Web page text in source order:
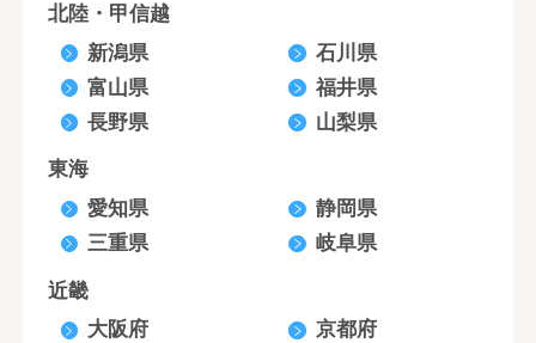
北陸・甲信越
新潟県
石川県
富山県
福井県
長野県
山梨県
東海
愛知県
静岡県
三重県
岐阜県
近畿
大阪府
京都府